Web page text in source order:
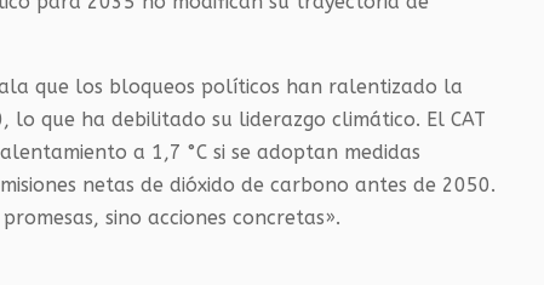
que los bloqueos políticos han ralentizado la
que ha debilitado su liderazgo climático. El CAT
a 1,7 °C si se adoptan medidas
netas de dióxido de carbono antes de 2050.
sino acciones concretas».